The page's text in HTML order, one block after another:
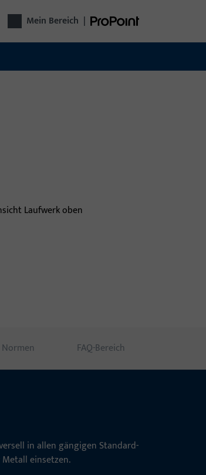
Mein Bereich |
Normen FAQ-Bereich
in allen gängigen Standard-
einsetzen.